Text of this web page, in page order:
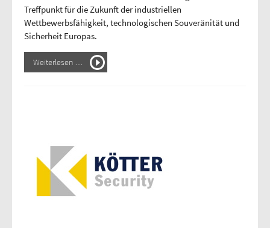
Treffpunkt für die Zukunft der industriellen
Wettbewerbsfähigkeit, technologischen Souveränität und
Sicherheit Europas.
Weiterlesen …